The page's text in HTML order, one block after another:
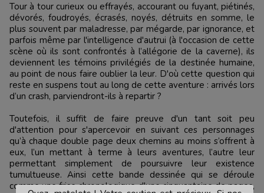
Tour à tour curieux ou effrayés, accourant ou fuyant, piétinés,
dévorés, foudroyés, écrasés, noyés, détruits en somme, le
plus souvent par maladresse, par mégarde, par ignorance, et
parfois même par l'intelligence d'autrui (à l'occasion de cette
scène où ils sont confrontés à l’allégorie de la caverne), ils
deviennent les témoins privilégiés de la destinée humaine,
au point de nous faire oublier la leur. D'où cette question qui
reste en suspens tout au long de cette aventure : arrivés lors
d’un crash, parviendront-ils à repartir ?
Toutefois, il suffit de faire preuve d'un tant soit peu
d'attention pour s'apercevoir en suivant ces personnages
qu’à chaque double page deux chemins au moins s’offrent à
eux, l’un mettant à terme à leurs aventures, l’autre leur
permettant simplement de poursuivre leur existence
tumultueuse. Ainsi cette bande dessinée qui se déroule
comme une frise chronologique d'une cinquantaine de pages,